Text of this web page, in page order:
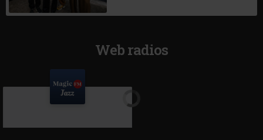
Web radios